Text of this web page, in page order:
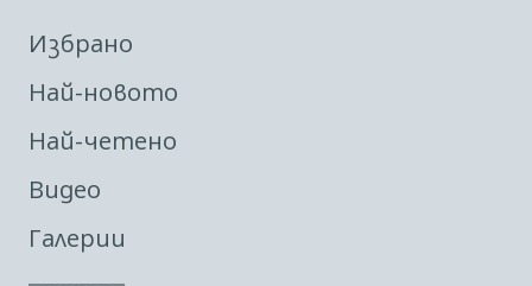
Избрано
Най-новото
Най-четено
Видео
Галерии